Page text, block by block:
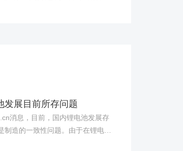
发展目前所存问题
消息，目前，国内锂电池发展存
制造的一致性问题。由于在锂电池